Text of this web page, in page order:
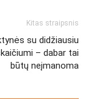
Kitas straipsnis
su didžiausiu
– dabar tai
būtų neįmanoma